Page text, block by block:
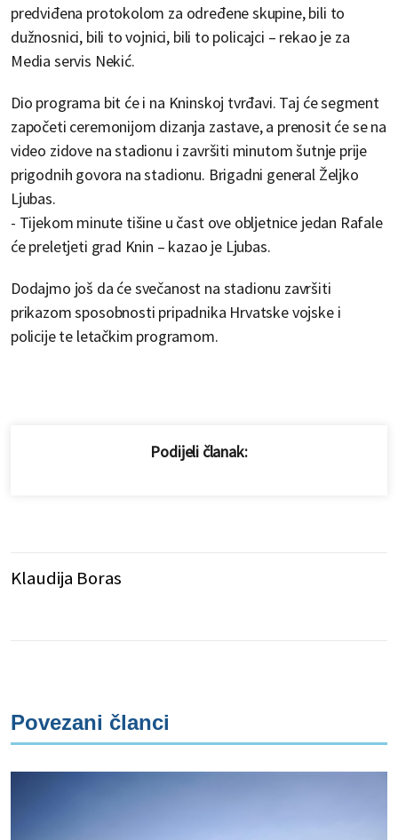
predviđena protokolom za određene skupine, bili to
dužnosnici, bili to vojnici, bili to policajci – rekao je za
Media servis Nekić.
Dio programa bit će i na Kninskoj tvrđavi. Taj će segment
započeti ceremonijom dizanja zastave, a prenosit će se na
video zidove na stadionu i završiti minutom šutnje prije
prigodnih govora na stadionu. Brigadni general Željko
Ljubas.
- Tijekom minute tišine u čast ove obljetnice jedan Rafale
će preletjeti grad Knin – kazao je Ljubas.
Dodajmo još da će svečanost na stadionu završiti
prikazom sposobnosti pripadnika Hrvatske vojske i
policije te letačkim programom.
Podijeli članak:
Klaudija Boras
Povezani članci